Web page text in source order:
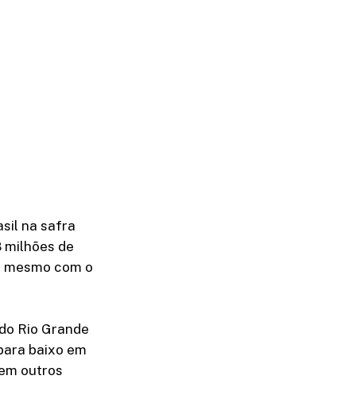
na safra
milhões de
com o
Rio Grande
baixo em
outros